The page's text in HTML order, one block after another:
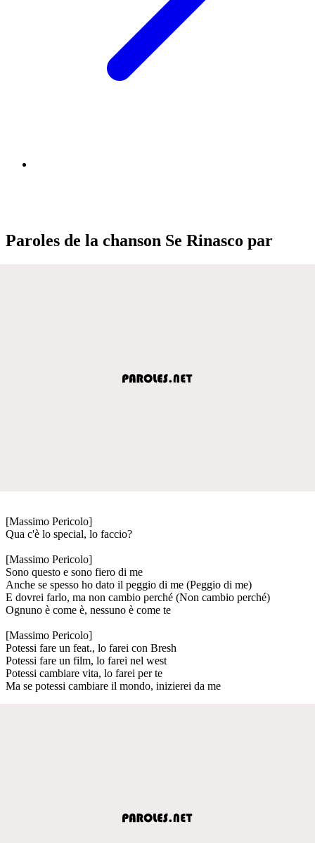
Paroles de la chanson Se Rinasco par
[Massimo Pericolo]
Qua c'è lo special, lo faccio?
[Massimo Pericolo]
Sono questo e sono fiero di me
Anche se spesso ho dato il peggio di me (Peggio di me)
E dovrei farlo, ma non cambio perché (Non cambio perché)
Ognuno è come è, nessuno è come te
[Massimo Pericolo]
Potessi fare un feat., lo farei con Bresh
Potessi fare un film, lo farei nel west
Potessi cambiare vita, lo farei per te
Ma se potessi cambiare il mondo, inizierei da me